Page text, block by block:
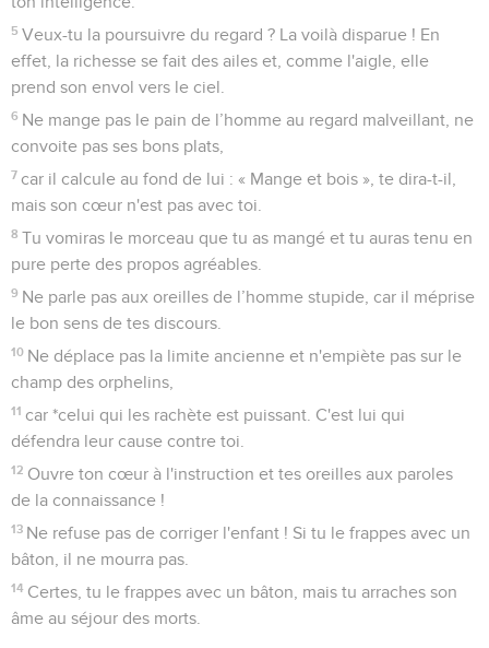
5 Veux-tu la poursuivre du regard ? La voilà disparue ! En
effet, la richesse se fait des ailes et, comme l'aigle, elle
prend son envol vers le ciel.
6 Ne mange pas le pain de l’homme au regard malveillant, ne
convoite pas ses bons plats,
7 car il calcule au fond de lui : « Mange et bois », te dira-t-il,
mais son cœur n'est pas avec toi.
8 Tu vomiras le morceau que tu as mangé et tu auras tenu en
pure perte des propos agréables.
9 Ne parle pas aux oreilles de l’homme stupide, car il méprise
le bon sens de tes discours.
10 Ne déplace pas la limite ancienne et n'empiète pas sur le
champ des orphelins,
11 car *celui qui les rachète est puissant. C'est lui qui
défendra leur cause contre toi.
12 Ouvre ton cœur à l'instruction et tes oreilles aux paroles
de la connaissance !
13 Ne refuse pas de corriger l'enfant ! Si tu le frappes avec un
bâton, il ne mourra pas.
14 Certes, tu le frappes avec un bâton, mais tu arraches son
âme au séjour des morts.